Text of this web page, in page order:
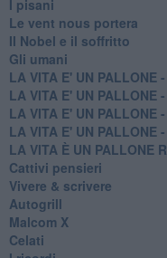
I pisani
Le vent nous portera
Il Nobel e il soffritto
Gli umani
LA VITA E' UN
LA VITA E' UN
LA VITA E' UN PALLONE
LA VITA E' UN
LA VITA È UN PALLONE
Cattivi pensieri
Vivere & scrivere
Autogrill
Malcom X
Celati